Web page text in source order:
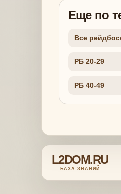
Еще по
Все
РБ 20-29
РБ 40-49
L2DOM.RU
БАЗА ЗНАНИЙ